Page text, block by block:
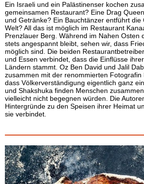
Ein Israeli und ein Palästinenser kochen
gemeinsamen Restaurant? Eine Drag
und Getränke? Ein Bauchtänzer entführt die
Welt? All das ist möglich im Restaurant
Prenzlauer Berg. Während im Nahen Osten
stets angespannt bleibt, sehen wir, dass
möglich sind. Die beiden
und Essen verbindet, dass die Einflüsse
Ländern stammt. Oz Ben David und Jalil
zusammen mit der renommierten Fotografin
dass Völkerverständigung eigentlich ganz
und Shakshuka finden Menschen
vielleicht nicht begegnen würden. Die
Hintergründe zu den Speisen ihrer Heimat
sie verbindet.